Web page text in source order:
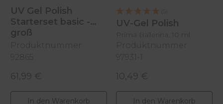
UV Gel Polish
Starterset basic -
groß
Produktnummer:
92865
Regulärer Preis:
61,99 €
In den Warenkorb
UV-Gel Polish
Prima Ballerina, 10 ml
Produktnummer:
97931-1
Regulärer Preis:
10,49 €
In den Warenkorb